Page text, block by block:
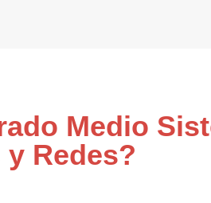
Medio
Redes?